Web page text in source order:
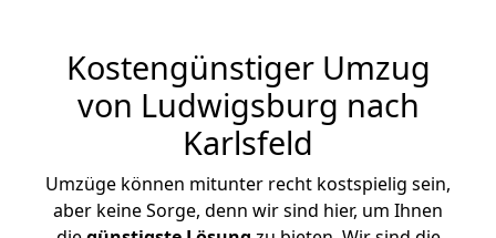
Kostengünstiger Umzug
von Ludwigsburg nach
Karlsfeld
Umzüge können mitunter recht kostspielig sein,
aber keine Sorge, denn wir sind hier, um Ihnen